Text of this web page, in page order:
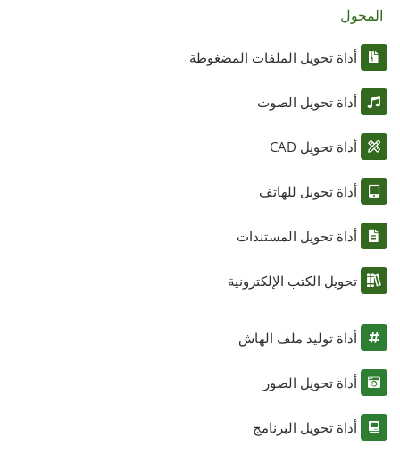
المحول
أداة تحويل الملفات المضغوطة
أداة تحويل الصوت
أداة تحويل CAD
أداة تحويل للهاتف
أداة تحويل المستندات
تحويل الكتب الإلكترونية
أداة توليد ملف الهاش
أداة تحويل الصور
أداة تحويل البرنامج